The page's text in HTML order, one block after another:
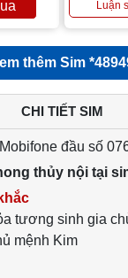
thêm Sim
CHI TIẾT SIM
đầu số
thủy nội tại
tương sinh gia
mệnh Kim